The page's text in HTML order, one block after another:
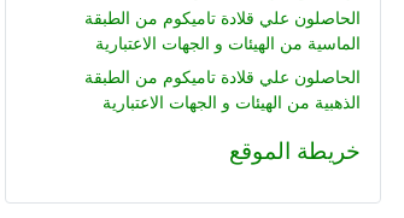
الحاصلون علي قلادة تاميكوم من الطبقة
الماسية من الهيئات و الجهات الاعتبارية
الحاصلون علي قلادة تاميكوم من الطبقة
الذهبية من الهيئات و الجهات الاعتبارية
خريطة الموقع